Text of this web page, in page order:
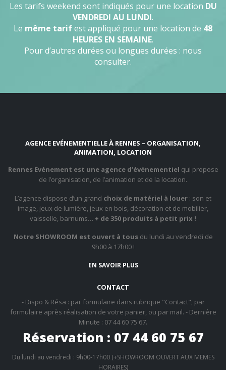
Les tarifs weekend sont indiqués pour une location DU
VENDREDI AU LUNDI.
Le même tarifest appliqué pour une location de 48
HEURES EN SEMAINE.
Pour d’autres durées ou longues durées : nous
consulter.
AGENCE EVÉNEMENTIELLE À RENNES – ORGANISATION,
ANIMATION, LOCATION
Rennes Evénement est une agence d’événementiel qui propose
de l’organisation, de l’animation et de la location.
L’agence dispose d’un grand choix de matériel à louer : son et
image, jeux de lumière, jeux en bois, décoration et de mobilier,
vaisselle, barnums… + de 350 produits à petit prix !
Notre SHOWROOM est ouvert à tousdu lundi au vendredi de
9h00 à 17h00 !
EN SAVOIR PLUS
CONTACT
- Dispo & Résa : par formulaire dans rubrique "Contact", par
formulaire après réalisation de votre panier, ou par mail. - Dernière
Minute : 07 44 60 75 67.
Réservation : 07 44 60 75 67
Du lundi au vendredi : 9h00-17h00 (+SHOWROOM OUVERT AUX MEMES
HORAIRES)